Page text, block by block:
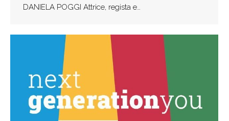
DANIELA POGGI Attrice, regista e…